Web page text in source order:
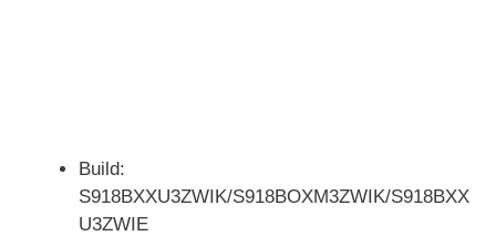
Build:
S918BXXU3ZWIK/S918BOXM3ZWIK/S918BXX
U3ZWIE